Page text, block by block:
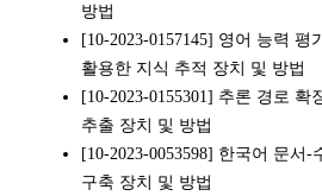
방법
[10-2023-0157145] 영어 능력 평
활용한 지식 추적 장치 및 방법
[10-2023-0155301] 추론 경로 확
추출 장치 및 방법
[10-2023-0053598] 한국어 문서
구축 장치 및 방법